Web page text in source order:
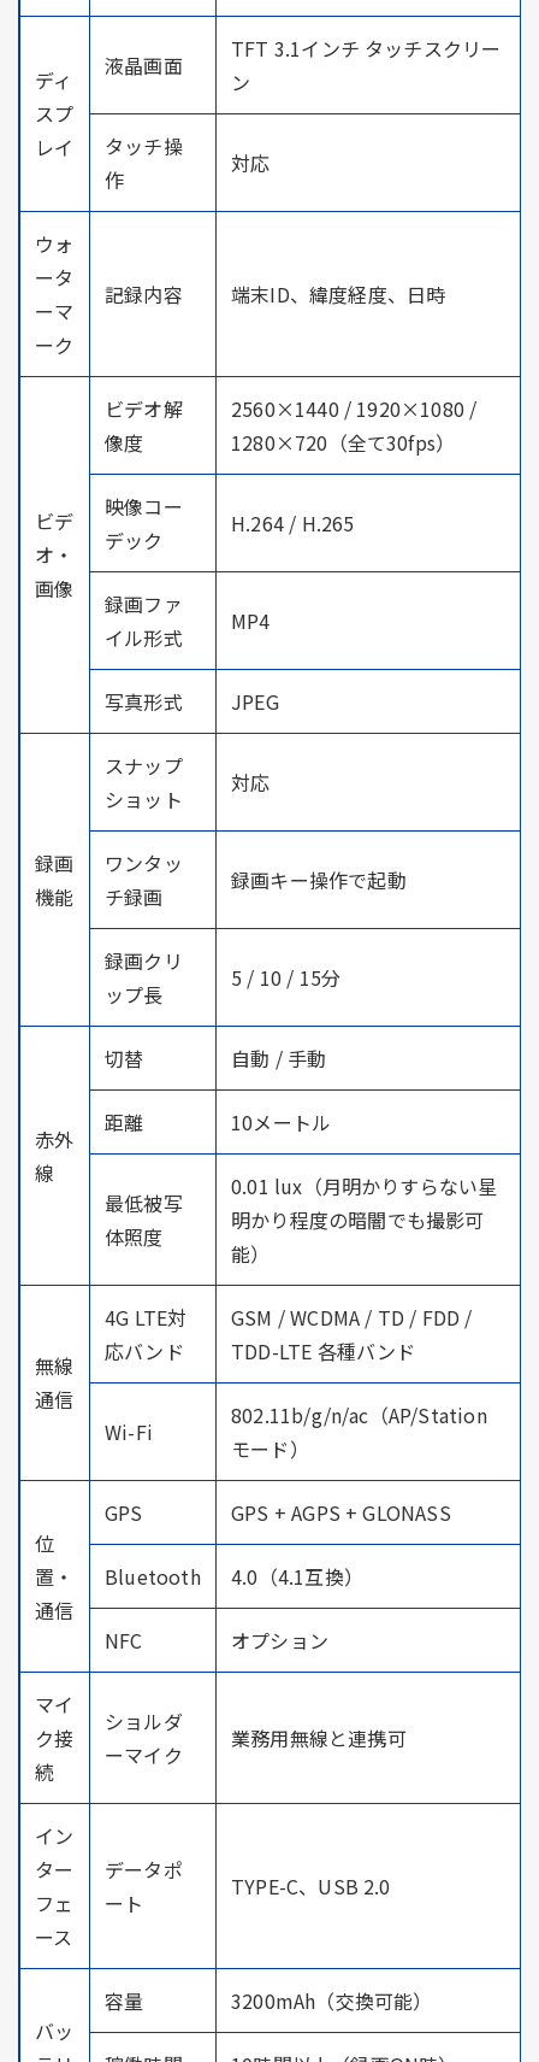
ディ
スプ
レイ
液晶画面
TFT 3.1インチ タッチスクリー
ン
タッチ操
作
対応
ウォ
ータ
ーマ
ーク
記録内容 端末ID、緯度経度、日時
ビデ
オ・
画像
ビデオ解
像度
2560×1440 / 1920×1080 /
1280×720（全て30fps）
映像コー
デック
H.264 / H.265
録画ファ
イル形式
MP4
写真形式 JPEG
録画
機能
スナップ
ショット
対応
ワンタッ
チ録画
録画キー操作で起動
録画クリ
ップ長
5 / 10 / 15分
赤外
線
切替 自動 / 手動
距離 10メートル
最低被写
体照度
0.01 lux（月明かりすらない星
明かり程度の暗闇でも撮影可
能）
無線
通信
4G LTE対
応バンド
GSM / WCDMA / TD / FDD /
TDD-LTE 各種バンド
Wi-Fi
802.11b/g/n/ac（AP/Station
モード）
位
置・
通信
GPS GPS + AGPS + GLONASS
Bluetooth 4.0（4.1互換）
NFC オプション
マイ
ク接
続
ショルダ
ーマイク
業務用無線と連携可
イン
ター
フェ
ース
データポ
ート
TYPE-C、USB 2.0
バッ
容量 3200mAh（交換可能）